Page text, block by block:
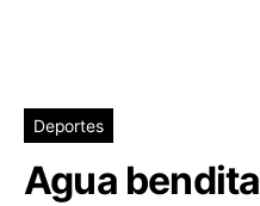
Deportes
Agua bendita